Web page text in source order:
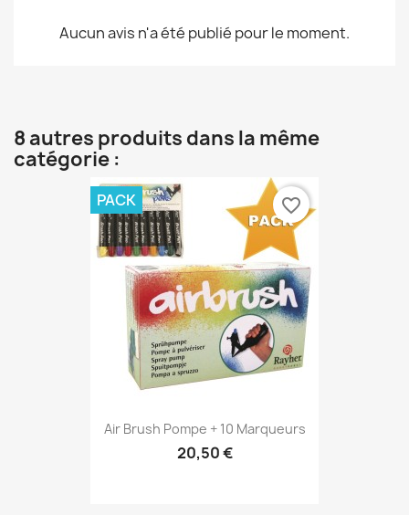
Aucun avis n'a été publié pour le moment.
8 autres produits dans la même
catégorie :
Air Brush Pompe + 10 Marqueurs
20,50 €
PACK favorite_border